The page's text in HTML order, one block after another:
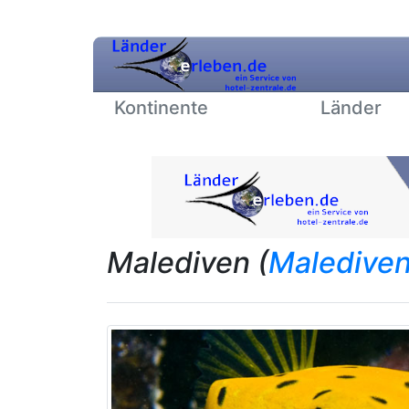
Kontinente Länder
Malediven (